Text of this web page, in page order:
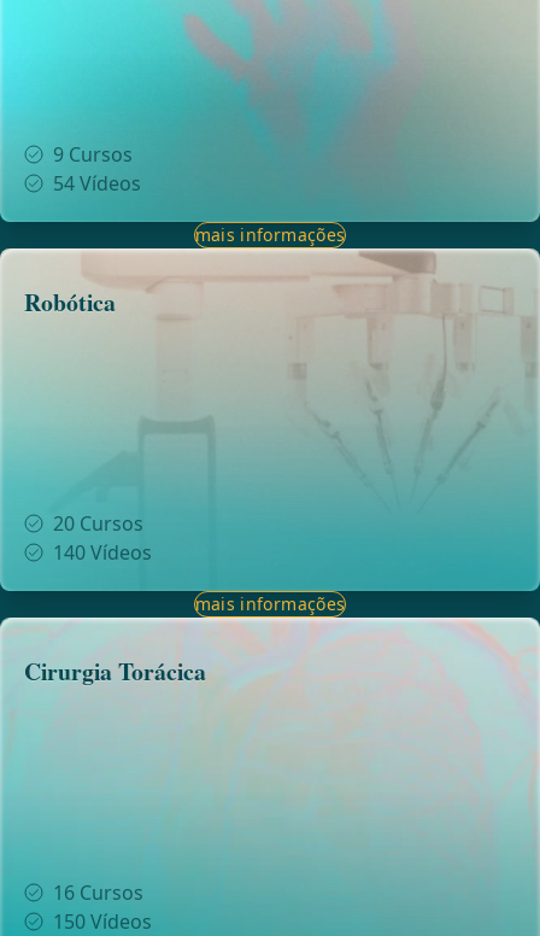
9 Cursos
54Vídeos
mais informações
Robótica
20 Cursos
140Vídeos
mais informações
Cirurgia Torácica
16 Cursos
150Vídeos